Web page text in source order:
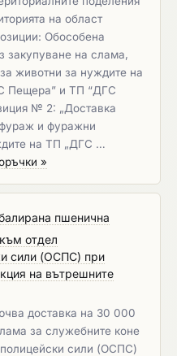
на област
Обособена
закупуване на слама,
животни за нуждите на
Пещера” и ТП “ДГС
№ 2: „Доставка
и фуражни
на ТП „ДГС …
»
пшенична
отдел
сили (ОСПС) при
на вътрешните
доставка на 30 000
за служебните коне
сили (ОСПС)